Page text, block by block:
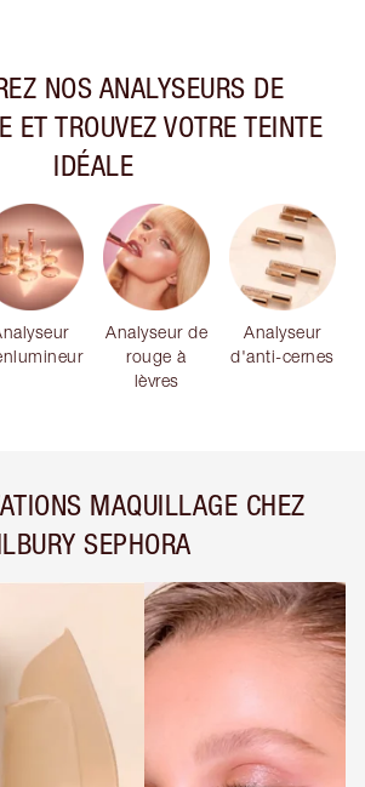
NOS ANALYSEURS DE
ET TROUVEZ VOTRE TEINTE
IDÉALE
Analyseur de
rouge à
lèvres
Analyseur
d'anti-cernes
MAQUILLAGE CHEZ
SEPHORA